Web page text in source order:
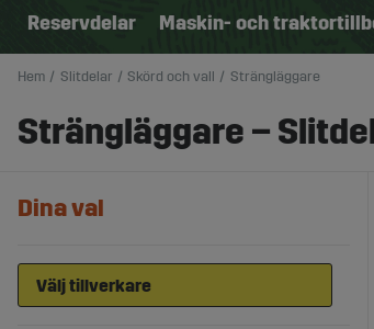
Reservdelar Maskin- och
Hem Slitdelar Skörd och vall Strängläggare
Strängläggare –
Dina val